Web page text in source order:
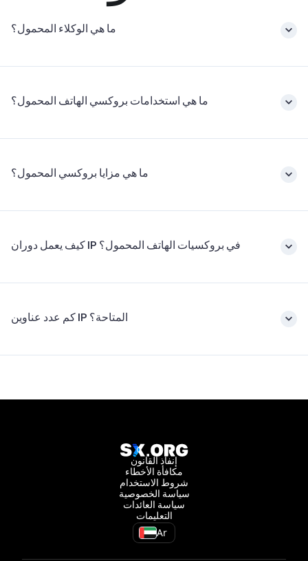
ما هي الوكلاء المحمول؟
ما هي استخدامات بروكسي الهاتف المحمول؟
ما هي مزايا بروكسي المحمول؟
كيف يعمل دوران IP في بروكسيات الهاتف المحمول؟
كم عدد عناوين IP المتاحة؟
إنفاذ القانون
مكافأة الأخطاء
شروط الاستخدام
سياسة الخصوصية
سياسة العائدات
التعليمات
Ar